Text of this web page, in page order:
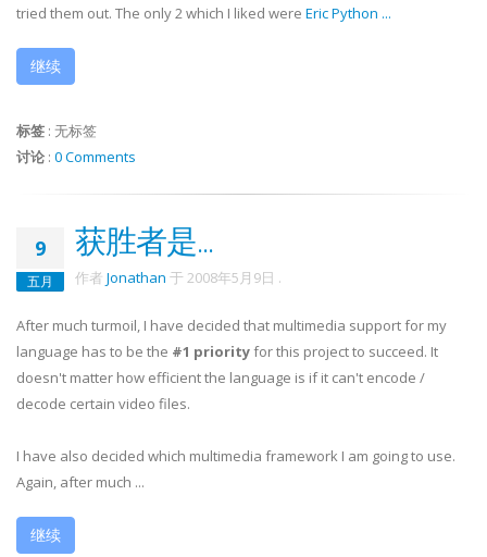
tried them out. The only 2 which I liked were Eric Python ...
继续
标签 : 无标签
讨论 : 0 Comments
9
五月
获胜者是...
作者 Jonathan 于 2008年5月9日 .
After much turmoil, I have decided that multimedia support for my
language has to be the #1 priorityfor this project to succeed. It
doesn't matter how efficient the language is if it can't encode /
decode certain video files.
I have also decided which multimedia framework I am going to use.
Again, after much ...
继续